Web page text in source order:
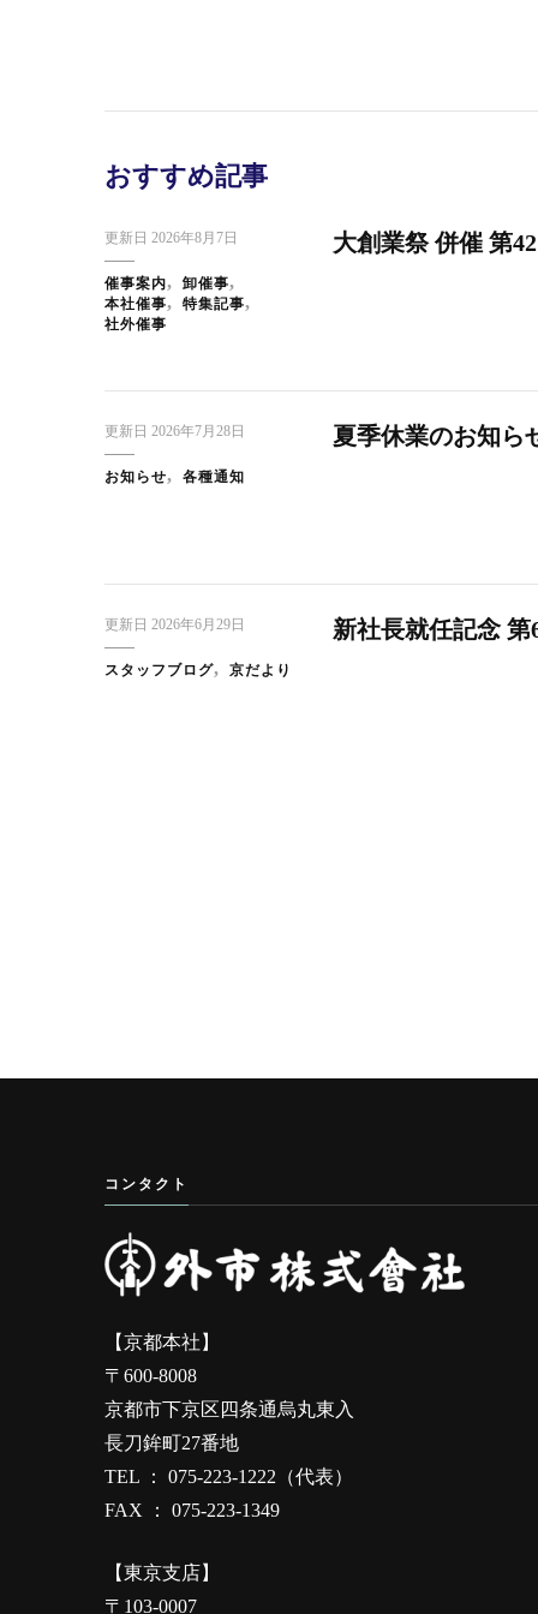
おすすめ記事
更新日 2026年8月7日
催事案内
卸催事
本社催事
特集記事
社外催事
大創業祭 併催 第
更新日 2026年7月28日
お知らせ 各種通知
夏季休業のお知ら
更新日 2026年6月29日
スタッフブログ 京だより
新社長就任記念
スタッフブログ
コンタクト
【京都本社】
〒600-8008
京都市下京区四条通烏丸東入
長刀鉾町27番地
TEL ： 075-223-1222（代表）
FAX ： 075-223-1349
【東京支店】
〒103-0007